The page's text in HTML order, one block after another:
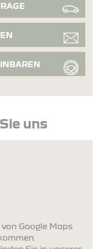
uns
Google Maps